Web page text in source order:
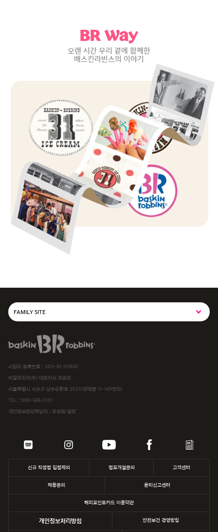
BR Way
오랜 시간 우리 곁에 함께한
배스킨라빈스의 이야기
FAMILY SITE
SPC MAGAZINE
해피포인트카드
파스쿠찌
삼립
던킨
baskiN robbiNs
사업자 등록번호 : 303-81-09535
비알코리아(주) 대표이사 조윤상
서울특별시 서초구 남부순환로 2620(양재동 11-149번지)
TEL : 080-555-3131
개인정보관리책임자 : 조성희/실장
신규 직영점 입점제의 점포개설문의 고객센터
채용문의 윤리신고센터
해피포인트카드 이용약관
개인정보처리방침 안전보건 경영방침